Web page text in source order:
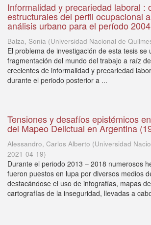
Informalidad y precariedad laboral :
estructurales del perfil ocupacional
análisis urbano para el período
Balza, Sonia (Universidad Nacional de
El problema de investigación de esta tesis se
fragmentación del mundo del trabajo a raíz
crecientes de informalidad y precariedad
durante el periodo posterior a ...
Tensiones y desafíos epistémicos
del Mapeo Delictual en Argentina
Alessandro, Carlos Alberto (Universidad
2021-04-19)
Durante el periodo 2013 – 2018 numerosos
fueron puestos en lupa por diversos medios
destacándose el uso de infografías, mapas
cartografías de la inseguridad, llevadas a